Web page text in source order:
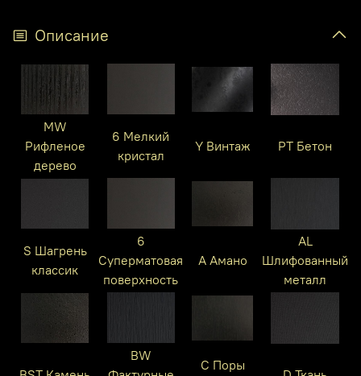
Описание
MW
Рифленое
дерево
6 Мелкий
кристал
Y Винтаж PT Бетон
S Шагрень
классик
6
Суперматовая
поверхность
A Амано
AL
Шлифованный
металл
BW
C Поры